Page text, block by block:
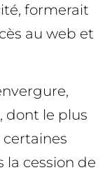
formerait
au web et
dont le plus
certaines
la cession de